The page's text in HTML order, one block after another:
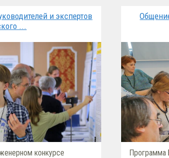
и экспертов
...
конкурсе
Программа